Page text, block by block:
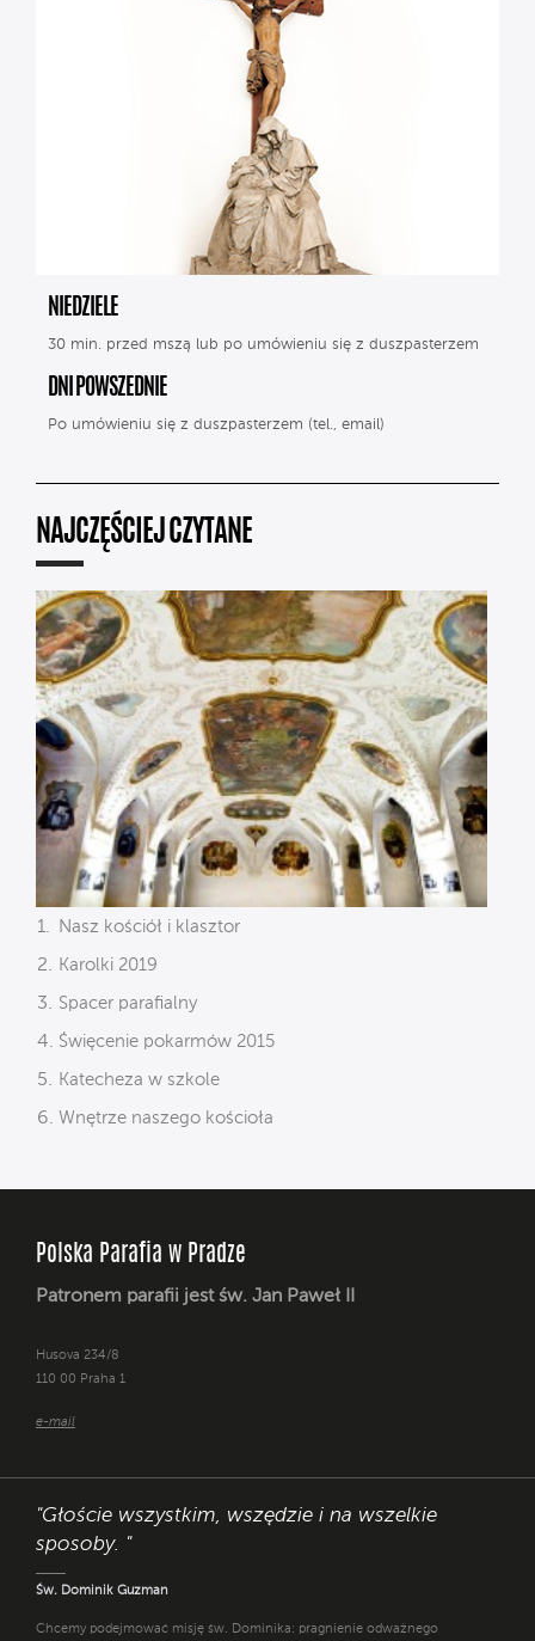
NIEDZIELE
30 min. przed mszą lub po umówieniu się z duszpasterzem
DNI POWSZEDNIE
Po umówieniu się z duszpasterzem (tel., email)
NAJCZĘŚCIEJ CZYTANE
Nasz kościół i klasztor
Karolki 2019
Spacer parafialny
Święcenie pokarmów 2015
Katecheza w szkole
Wnętrze naszego kościoła
Polska Parafia w Pradze
Patronem parafii jest św. Jan Paweł II
Husova 234/8
110 00 Praha 1
e-mail
"Głoście wszystkim, wszędzie i na wszelkie
sposoby. "
Św. Dominik Guzman
Chcemy podejmować misję św. Dominika: pragnienie odważnego